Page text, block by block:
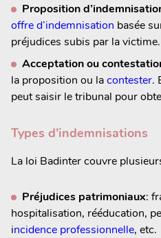
Proposition
offre d’indemnisation basée
préjudices subis par la victime.
Acceptation ou
la proposition ou lacontester.
peut saisir le tribunal pour
Types d’indemnisations
La loi Badinter couvre
Préjudices patrimoniaux:
hospitalisation, rééducation,
incidence professionnelle, etc.